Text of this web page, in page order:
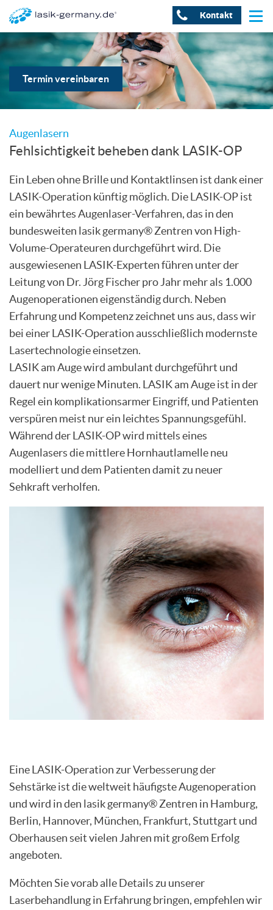
Kontakt
Termin vereinbaren
Augenlasern
Fehlsichtigkeit beheben dank LASIK-OP
Ein Leben ohne Brille und Kontaktlinsen ist dank einer
LASIK-Operation künftig möglich. Die LASIK-OP ist
ein bewährtes Augenlaser-Verfahren, das in den
bundesweiten lasik germany® Zentren von High-
Volume-Operateuren durchgeführt wird. Die
ausgewiesenen LASIK-Experten führen unter der
Leitung von Dr. Jörg Fischer pro Jahr mehr als 1.000
Augenoperationen eigenständig durch. Neben
Erfahrung und Kompetenz zeichnet uns aus, dass wir
bei einer LASIK-Operation ausschließlich modernste
Lasertechnologie einsetzen.
LASIK am Auge wird ambulant durchgeführt und
dauert nur wenige Minuten. LASIK am Auge ist in der
Regel ein komplikationsarmer Eingriff, und Patienten
verspüren meist nur ein leichtes Spannungsgefühl.
Während der LASIK-OP wird mittels eines
Augenlasers die mittlere Hornhautlamelle neu
modelliert und dem Patienten damit zu neuer
Sehkraft verholfen.
Eine LASIK-Operation zur Verbesserung der
Sehstärke ist die weltweit häufigste Augenoperation
und wird in den lasik germany® Zentren in Hamburg,
Berlin, Hannover, München, Frankfurt, Stuttgart und
Oberhausen seit vielen Jahren mit großem Erfolg
angeboten.
Möchten Sie vorab alle Details zu unserer
Laserbehandlung in Erfahrung bringen, empfehlen wir